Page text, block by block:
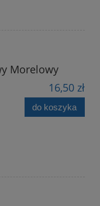
Morelowy
16,50 zł
do koszyka